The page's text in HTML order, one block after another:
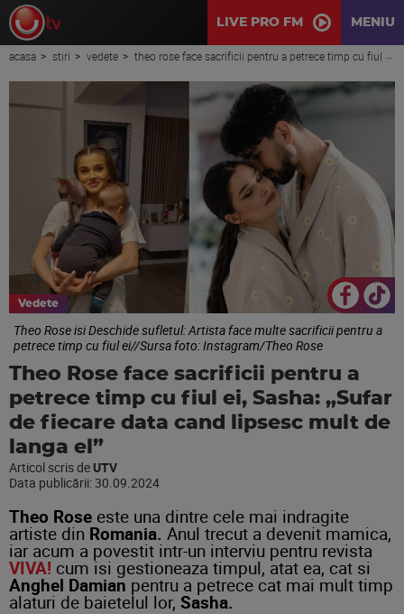
LIVE PRO FM MENIU
acasa stiri vedete theo rose face sacrificii pentru a petrece timp cu fiul ei, sasha: „sufar de fiecare data cand lipsesc mult de langa el”
Vedete
Theo Rose isi Deschide sufletul: Artista face multe sacrificii pentru a
petrece timp cu fiul ei//Sursa foto: Instagram/Theo Rose
Theo Rose face sacrificii pentru a
petrece timp cu fiul ei, Sasha: „Sufar
de fiecare data cand lipsesc mult de
langa el”
Articol scris de UTV
Data publicării: 30.09.2024
Theo Rose este una dintre cele mai indragite
artiste din Romania. Anul trecut a devenit mamica,
iar acum a povestit intr-un interviu pentru revista
VIVA! cum isi gestioneaza timpul, atat ea, cat si
Anghel Damian pentru a petrece cat mai mult timp
alaturi de baietelul lor, Sasha.